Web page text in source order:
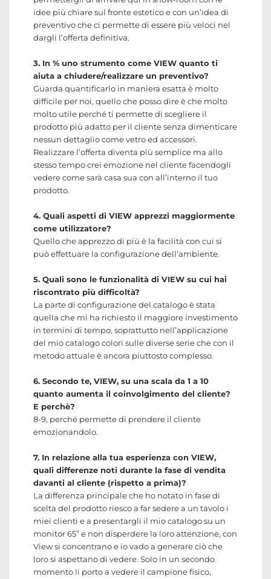
idee più chiare sul fronte estetico e con un’idea di
preventivo che ci permette di essere più veloci nel
dargli l’offerta definitiva.
3. In % uno strumento come VIEW quanto ti
aiuta a chiudere/realizzare un preventivo?
Guarda quantificarlo in maniera esatta è molto
difficile per noi, quello che posso dire è che molto
molto utile perché ti permette di scegliere il
prodotto più adatto per il cliente senza dimenticare
nessun dettaglio come vetro ed accessori.
Realizzare l’offerta diventa più semplice ma allo
stesso tempo crei emozione nel cliente facendogli
vedere come sarà casa sua con all’interno il tuo
prodotto.
4. Quali aspetti di VIEW apprezzi maggiormente
come utilizzatore?
Quello che apprezzo di più è la facilità con cui si
può effettuare la configurazione dell’ambiente.
5. Quali sono le funzionalità di VIEW su cui hai
riscontrato più difficoltà?
La parte di configurazione del catalogo è stata
quella che mi ha richiesto il maggiore investimento
in termini di tempo, soprattutto nell’applicazione
del mio catalogo colori sulle diverse serie che con il
metodo attuale è ancora piuttosto complesso.
6. Secondo te, VIEW, su una scala da 1 a 10
quanto aumenta il coinvolgimento del cliente?
E perchè?
8-9, perché permette di prendere il cliente
emozionandolo.
7. In relazione alla tua esperienza con VIEW,
quali differenze noti durante la fase di vendita
davanti al cliente (rispetto a prima)?
La differenza principale che ho notato in fase di
scelta del prodotto riesco a far sedere a un tavolo i
miei clienti e a presentargli il mio catalogo su un
monitor 65” e non disperdere la loro attenzione, con
View si concentrano e io vado a generare ciò che
loro si aspettano di vedere. Solo in un secondo
momento li porto a vedere il campione fisico,